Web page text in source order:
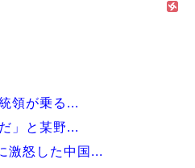
領が乗る...
」と某野...
激怒した中国...